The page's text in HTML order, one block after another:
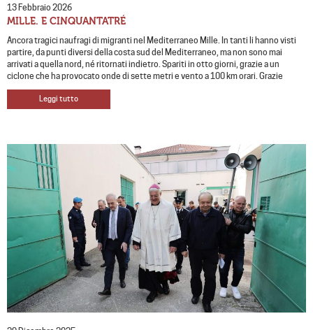
13 Febbraio 2026
MILLE. E CINQUANTATRÉ
Ancora tragici naufragi di migranti nel Mediterraneo Mille. In tanti li hanno visti
partire, da punti diversi della costa sud del Mediterraneo, ma non sono mai
arrivati a quella nord, né ritornati indietro. Spariti in otto giorni, grazie a un
ciclone che ha provocato onde di sette metri e vento a 100 km orari. Grazie
Leggi tutto